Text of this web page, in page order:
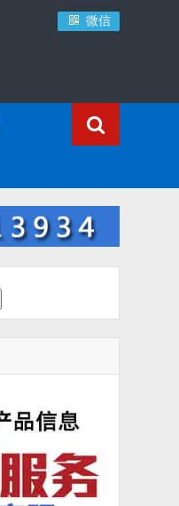
微信